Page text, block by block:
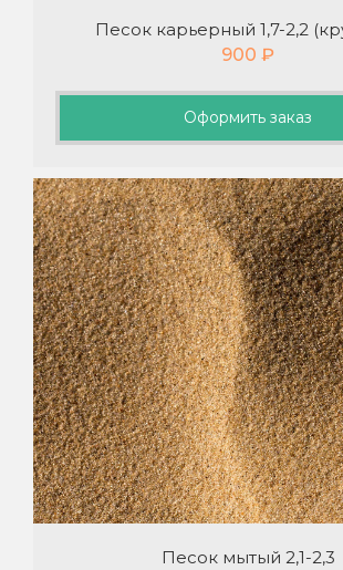
Песок карьерный 1,7-2,2
900 ₽
Оформить заказ
Песок мытый 2,1-2,3